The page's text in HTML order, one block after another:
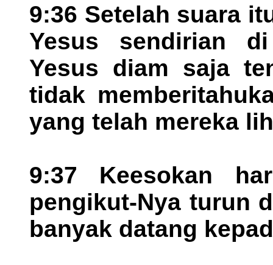
9:36 Setelah suara
Yesus sendirian
Yesus diam saja
tidak
yang telah mereka
9:37 Keesokan
pengikut-Nya turun
banyak datang